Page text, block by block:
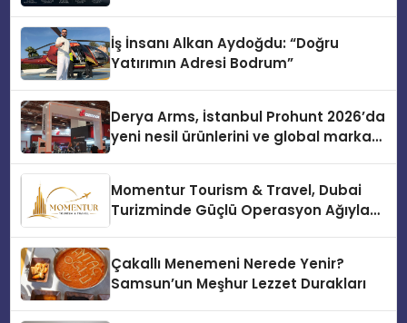
İş İnsanı Alkan Aydoğdu: “Doğru
Yatırımın Adresi Bodrum”
Derya Arms, İstanbul Prohunt 2026’da
yeni nesil ürünlerini ve global marka
Momentur Tourism & Travel, Dubai
Turizminde Güçlü Operasyon Ağıyla
Çakallı Menemeni Nerede Yenir?
Samsun’un Meşhur Lezzet Durakları